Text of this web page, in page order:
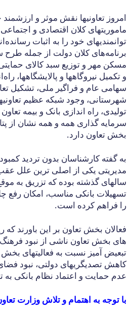
امروز تعاونیها نقش موثر و ارزشمند
ماموریتهای کلان اقتصادی و
توانمندیهای خود را به اثبات
برنامه‌های کلان دولت از جمله
مسکن مهر و توزیع سبد کالای
و تکمیل نیروگاهها و پالایشگاهها،
سهامی عام و فراگیر ملی، تشکیل
شهرستانی، وجود شبکه عظیم
تولیدی، راه اندازی بانک و بیمه
سرمایه گذاری همه و همه نشان از
بخش تعاون دارد.
به گفته کارشناسان بدون تردید
مدیریتی یکی از اصلی ترین علل
سالهای گذشته بوده که تزریق به
تسهیلات بانکی مناسب، امکان رفع
را فراهم کرده است.
فعالان بخش تعاون بر این باورند که
های بخش تعاون ناشی از نبود
تبعیض آمیز نسبت به فعالیتهای
کاهش تصدیگریهای دولتی، نبود
عدم حمایت و اعتماد نظام بانکی به
با توجه به اهتمام و تلاش وزارت